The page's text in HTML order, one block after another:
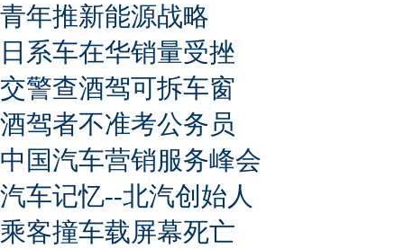
青年推新能源战略
日系车在华销量受挫
交警查酒驾可拆车窗
酒驾者不准考公务员
中国汽车营销服务峰会
汽车记忆--北汽创始人
乘客撞车载屏幕死亡